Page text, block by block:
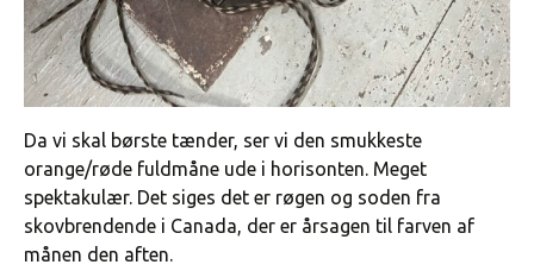
Da vi skal børste tænder, ser vi den smukkeste
orange/røde fuldmåne ude i horisonten. Meget
spektakulær. Det siges det er røgen og soden fra
skovbrendende i Canada, der er årsagen til farven af
månen den aften.